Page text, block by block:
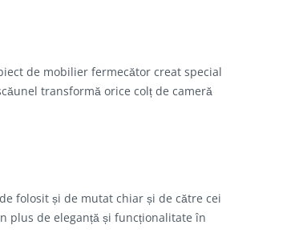
de mobilier fermecător creat special
transformă orice colț de cameră
folosit și de mutat chiar și de către cei
plus de eleganță și funcționalitate în